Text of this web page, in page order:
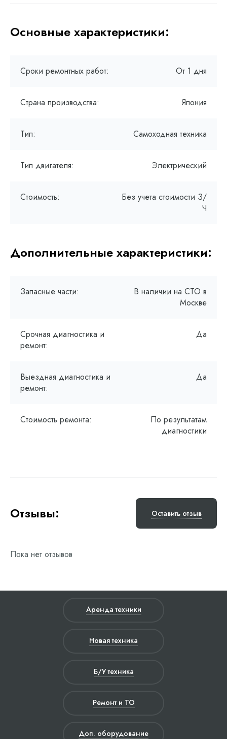
Основные характеристики:
Сроки ремонтных работ: От 1 дня
Страна производства: Япония
Тип: Самоходная техника
Тип двигателя: Электрический
Стоимость:
Без учета стоимости З/
Ч
Дополнительные характеристики:
Запасные части:
В наличии на СТО в
Москве
Срочная диагностика и
ремонт:
Да
Выездная диагностика и
ремонт:
Да
Стоимость ремонта:
По результатам
диагностики
Отзывы: Оставить отзыв
Пока нет отзывов
Аренда техники
Новая техника
Б/У техника
Ремонт и ТО
Доп. оборудование